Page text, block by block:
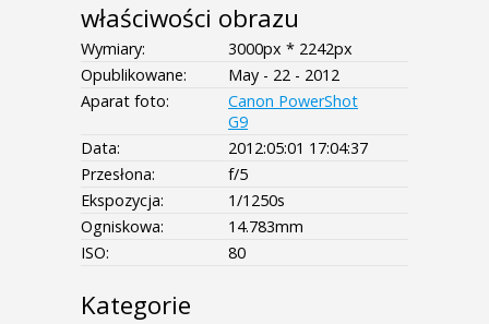
właściwości obrazu
Wymiary:
3000px * 2242px
Opublikowane:
May - 22 - 2012
Aparat foto:
Canon PowerShot
G9
Data:
2012:05:01 17:04:37
Przesłona:
f/5
Ekspozycja:
1/1250s
Ogniskowa:
14.783mm
ISO:
80
Kategorie